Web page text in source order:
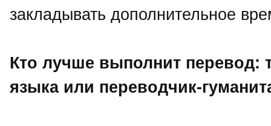
закладывать дополнительное
Кто лучше выполнит перевод:
языка или переводчик-